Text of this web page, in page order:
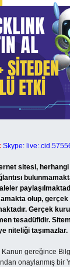
Skype:
sitesi,
olup,
Gerçek
tesadüfidir.
niteliği taşımazlar.
Kanun gereğince
onaylanmış bir